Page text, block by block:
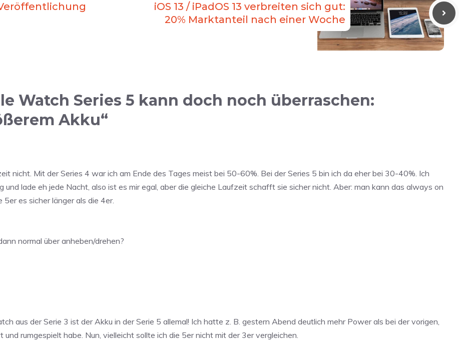
iOS 13 / iPadOS 13 verbreiten sich gut:
20% Marktanteil nach einer Woche
Watch Series 5 kann doch noch überraschen:
Akku“
nicht. Mit der Series 4 war ich am Ende des Tages meist bei 50-60%. Bei der Series 5 bin ich da eher bei 30-40%. Ich
lade eh jede Nacht, also ist es mir egal, aber die gleiche Laufzeit schafft sie sicher nicht. Aber: man kann das always on
es sicher länger als die 4er.
normal über anheben/drehen?
aus der Serie 3 ist der Akku in der Serie 5 allemal! Ich hatte z. B. gestern Abend deutlich mehr Power als bei der vorigen,
rumgespielt habe. Nun, vielleicht sollte ich die 5er nicht mit der 3er vergleichen.